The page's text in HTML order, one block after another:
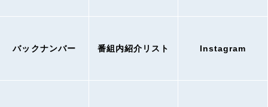
バックナンバー 番組内紹介リスト Instagram